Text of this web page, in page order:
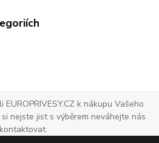
k nákupu Vašeho
nejste jist s výběrem neváhejte nás
kontaktovat.